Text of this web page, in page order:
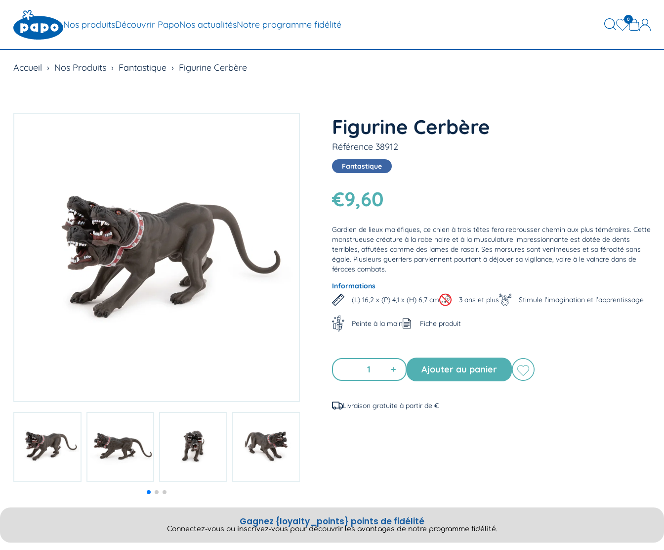
Nos produitsDécouvrir PapoNos actualitésNotre programme fidélité 0
Accueil › Nos Produits› Fantastique› Figurine Cerbère
Figurine Cerbère
Référence 38912
Fantastique
€9,60
Gardien de lieux maléfiques, ce chien à trois têtes fera rebrousser chemin aux plus téméraires. Cette
monstrueuse créature à la robe noire et à la musculature impressionnante est dotée de dents
terribles, affutées comme des lames de rasoir. Ses morsures sont venimeuses et sa férocité sans
égale. Plusieurs guerriers parviennent pourtant à déjouer sa vigilance, voire à le vaincre dans de
féroces combats.
Informations
(L) 16,2 x (P) 4,1 x (H) 6,7 cm
3 ans et plus Stimule l'imagination et l'apprentissage
Peinte à la main Fiche produit
+ Ajouter au panier
Livraison gratuite à partir de €
Gagnez {loyalty_points} points de fidélité
Connectez-vous ou inscrivez-vous pour découvrir les avantages de notre programme fidélité.